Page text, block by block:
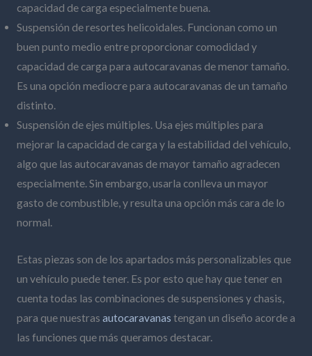
capacidad de carga especialmente buena.
Suspensión de resortes helicoidales. Funcionan como un
buen punto medio entre proporcionar comodidad y
capacidad de carga para autocaravanas de menor tamaño.
Es una opción mediocre para autocaravanas de un tamaño
distinto.
Suspensión de ejes múltiples. Usa ejes múltiples para
mejorar la capacidad de carga y la estabilidad del vehículo,
algo que las autocaravanas de mayor tamaño agradecen
especialmente. Sin embargo, usarla conlleva un mayor
gasto de combustible, y resulta una opción más cara de lo
normal.
Estas piezas son de los apartados más personalizables que
un vehículo puede tener. Es por esto que hay que tener en
cuenta todas las combinaciones de suspensiones y chasis,
para que nuestras autocaravanas tengan un diseño acorde a
las funciones que más queramos destacar.